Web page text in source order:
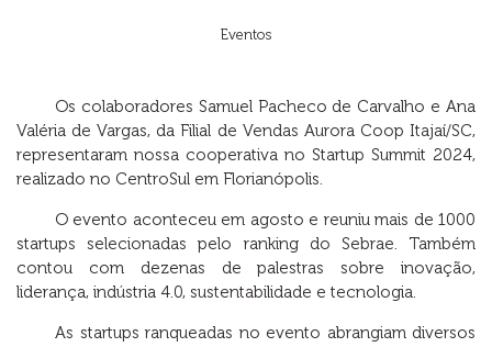
Eventos
Os colaboradores Samuel Pacheco de Carvalho e Ana
Valéria de Vargas, da Filial de Vendas Aurora Coop Itajaí/SC,
representaram nossa cooperativa no Startup Summit 2024,
realizado no CentroSul em Florianópolis.
O evento aconteceu em agosto e reuniu mais de 1000
startups selecionadas pelo ranking do Sebrae. Também
contou com dezenas de palestras sobre inovação,
liderança, indústria 4.0, sustentabilidade e tecnologia.
As startups ranqueadas no evento abrangiam diversos